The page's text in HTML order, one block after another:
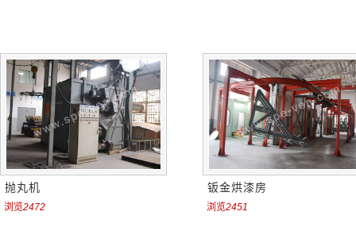
抛丸机
浏览2472
钣金烘漆房
浏览2451